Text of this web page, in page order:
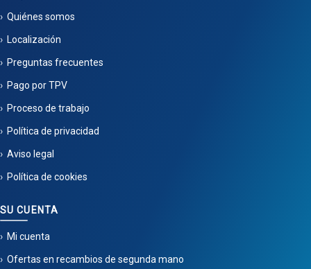
Quiénes somos
Localización
Preguntas frecuentes
Pago por TPV
Proceso de trabajo
Política de privacidad
Aviso legal
Política de cookies
SU CUENTA
Mi cuenta
Ofertas en recambios de segunda mano